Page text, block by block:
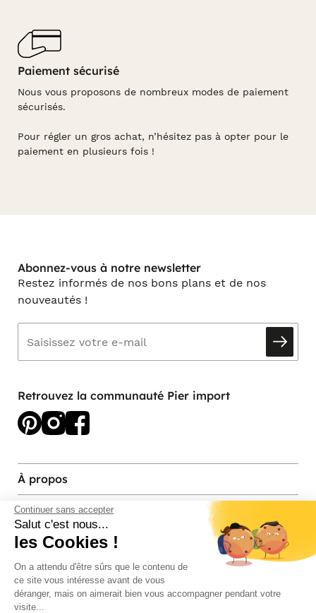
Continuer sans accepter
Salut c'est nous...
les Cookies !
On a attendu d'être sûrs que le contenu de
ce site vous intéresse avant de vous
déranger, mais on aimerait bien vous accompagner pendant votre
visite...
Paiement sécurisé
Nous vous proposons de nombreux modes de paiement
sécurisés.
Pour régler un gros achat, n’hésitez pas à opter pour le
paiement en plusieurs fois !
Abonnez-vous à notre newsletter
Restez informés de nos bons plans et de nos
nouveautés !
Retrouvez la communauté Pier import
À propos
Services et contact
Magasins et Showrooms
Modes de paiement acceptés